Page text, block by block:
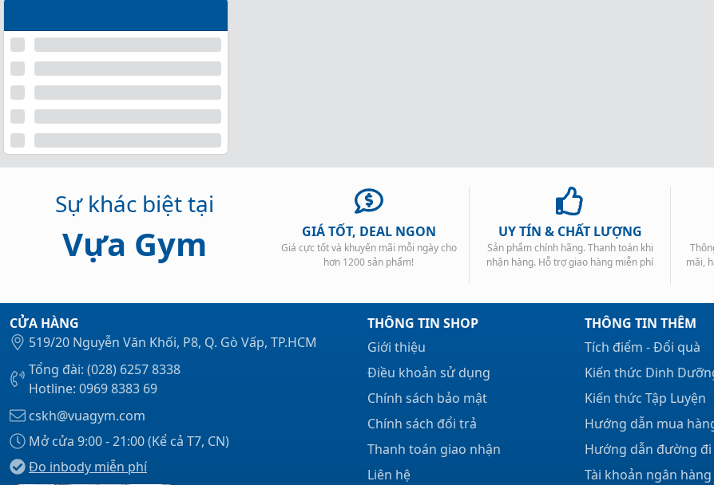
Sự khác biệt tại
Vựa Gym GIÁ TỐT, DEAL NGON
Giá cực tốt và khuyến mãi mỗi ngày cho
hơn 1200 sản phẩm!
UY TÍN & CHẤT LƯỢNG
Sản phẩm chính hãng. Thanh toán khi
nhận hàng. Hỗ trợ giao hàng miễn phí
mãi,
CỬA HÀNG
519/20 Nguyễn Văn Khối, P8, Q. Gò Vấp, TP.HCM
Tổng đài: (028) 6257 8338
Hotline: 0969 8383 69
cskh@vuagym.com
Mở cửa 9:00 - 21:00 (Kể cả T7, CN)
Đo inbody miễn phí
THÔNG TIN SHOP
Giới thiệu
Điều khoản sử dụng
Chính sách bảo mật
Chính sách đổi trả
Thanh toán giao nhận
Liên hệ
THÔNG TIN THÊM
Tích điểm - Đổi quà
Kiến thức Dinh
Kiến thức Tập Luyện
Hướng dẫn mua
Hướng dẫn đường đi
Tài khoản ngân hàng